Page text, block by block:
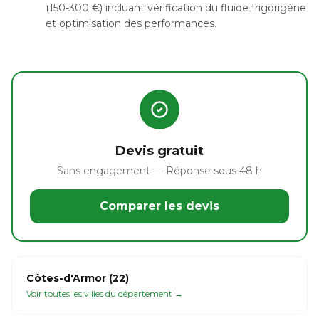
(150-300 €) incluant vérification du fluide frigorigène
et optimisation des performances.
Devis gratuit
Sans engagement — Réponse sous 48 h
Comparer les devis
Côtes-d'Armor (22)
Voir toutes les villes du département →